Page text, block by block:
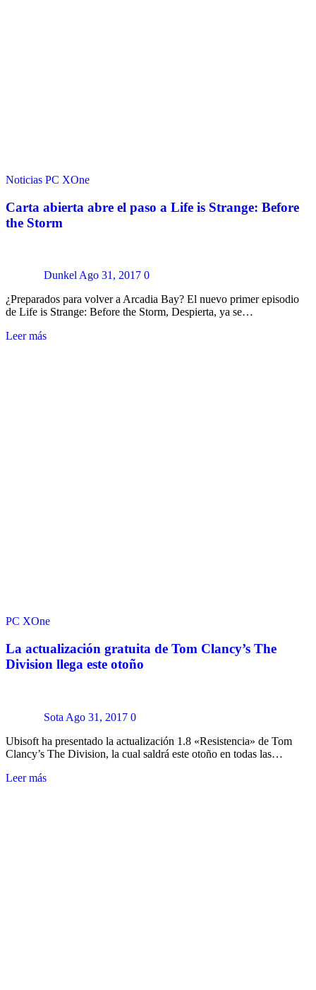
Noticias PC XOne
Carta abierta abre el paso a Life is Strange: Before
the Storm
DunkelAgo 31, 2017 0
¿Preparados para volver a Arcadia Bay? El nuevo primer episodio
de Life is Strange: Before the Storm, Despierta, ya se…
Leer más
PC XOne
La actualización gratuita de Tom Clancy’s The
Division llega este otoño
Sota Ago 31, 2017 0
Ubisoft ha presentado la actualización 1.8 «Resistencia» de Tom
Clancy’s The Division, la cual saldrá este otoño en todas las…
Leer más